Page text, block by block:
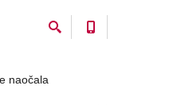
naočala